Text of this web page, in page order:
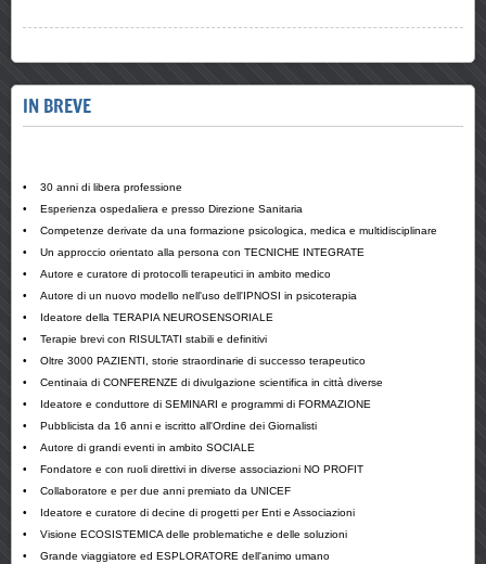
IN BREVE
• 30 anni di libera professione
• Esperienza ospedaliera e presso Direzione Sanitaria
• Competenze derivate da una formazione psicologica, medica e multidisciplinare
• Un approccio orientato alla persona con TECNICHE INTEGRATE
• Autore e curatore di protocolli terapeutici in ambito medico
• Autore di un nuovo modello nell'uso dell'IPNOSI in psicoterapia
• Ideatore della TERAPIA NEUROSENSORIALE
• Terapie brevi con RISULTATI stabili e definitivi
•
Oltre 3000 PAZIENTI,
storie straordinarie di successo terapeutico
•
Centinaia di CONFERENZE di divulgazione scientifica in città diverse
• Ideatore e conduttore di SEMINARI e programmi di FORMAZIONE
• Pubblicista da 16 anni e iscritto all'Ordine dei Giornalisti
• Autore di grandi eventi in ambito SOCIALE
• Fondatore e con ruoli direttivi in diverse associazioni NO PROFIT
• Collaboratore e per due anni premiato da UNICEF
• Ideatore e curatore di decine di progetti per Enti e Associazioni
• Visione ECOSISTEMICA delle problematiche e delle soluzioni
• Grande viaggiatore ed ESPLORATORE dell'animo umano